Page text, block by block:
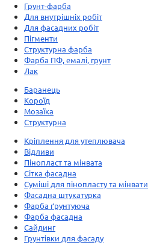
Грунт-фарба
Для внутрішніх робіт
Для фасадних робіт
Пігменти
Структурна фарба
Фарба ПФ, емалі, грунт
Лак
Баранець
Короїд
Мозаїка
Структурна
Кріплення для утеплювача
Відливи
Пінопласт та мінвата
Сітка фасадна
Суміші для пінопласту та мінвати
Фасадна штукатурка
Фарба ґрунтуюча
Фарба фасадна
Сайдинг
Грунтівки для фасаду